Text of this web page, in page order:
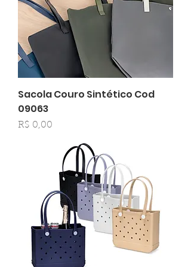
Sacola Couro Sintético Cod
09063
Preço
R$ 0,00